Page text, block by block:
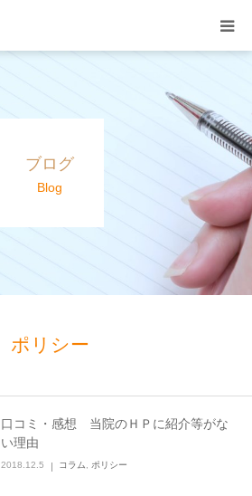
ブログ
Blog
ポリシー
口コミ・感想 当院のＨＰに紹介等がな
い理由
2018.12.5 コラム ポリシー